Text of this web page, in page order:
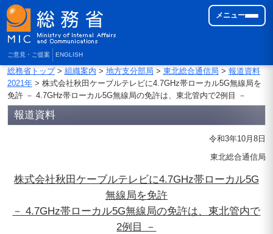
ご意見・ご提案 ENGLISH
メニュー
総務省トップ> 組織案内 > 地方支分部局 > 東北総合通信局 > 報道資料
2021年> 株式会社秋田ケーブルテレビに4.7GHz帯ローカル5G無線局を
免許 － 4.7GHz帯ローカル5G無線局の免許は、東北管内で2例目 －
報道資料
令和3年10月8日
東北総合通信局
株式会社秋田ケーブルテレビに4.7GHz帯ローカル5G
無線局を免許
－ 4.7GHz帯ローカル5G無線局の免許は、東北管内で
2例目 －